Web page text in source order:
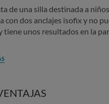
de una silla destinada a
con dos anclajes isofix y no
tiene unos resultados en la